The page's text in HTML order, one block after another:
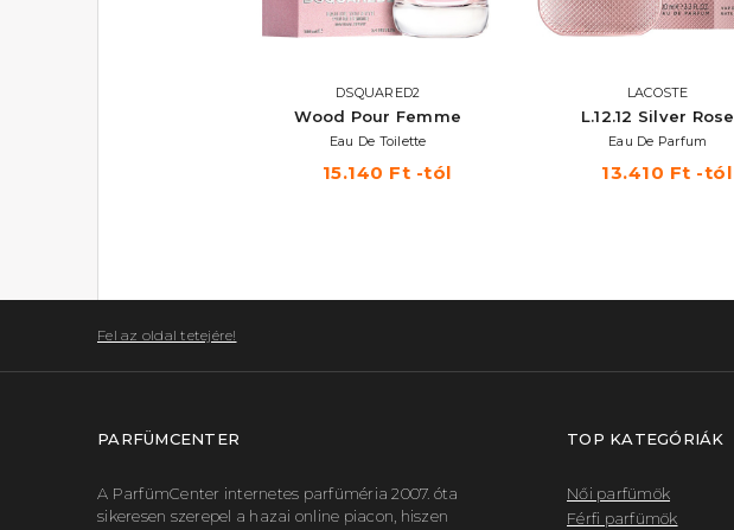
DSQUARED2
Wood Pour Femme
Eau De Toilette
15.140 Ft -tól
LACOSTE
L.12.12 Silver Rose
Eau De Parfum
13.410 Ft -tól
Fel az oldal tetejére!
PARFÜMCENTER
A ParfümCenter internetes parfüméria 2007. óta
sikeresen szerepel a hazai online piacon, hiszen
TOP KATEGÓRIÁK
Női parfümök
Férfi parfümök